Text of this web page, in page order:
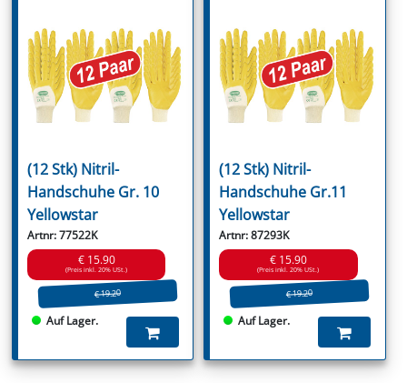
(12 Stk) Nitril-
Handschuhe Gr. 10
Yellowstar
Artnr: 77522K
€ 15.90
(Preis inkl. 20% USt.)
€ 19.20
Auf Lager.
(12 Stk) Nitril-
Handschuhe Gr.11
Yellowstar
Artnr: 87293K
€ 15.90
(Preis inkl. 20% USt.)
€ 19.20
Auf Lager.